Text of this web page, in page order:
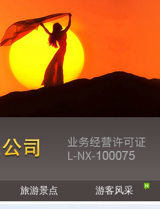
旅游景点 游客风采